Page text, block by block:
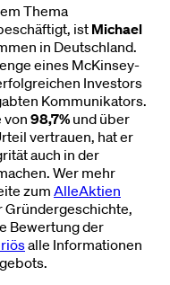
Thema
ist Michael
in Deutschland.
eines McKinsey-
Investors
Kommunikators.
von 98,7% und über
vertrauen, hat er
auch in der
Wer mehr
zum AlleAktien
Gründergeschichte,
Bewertung der
alle Informationen